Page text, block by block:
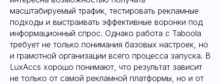
масштабируемый трафик, тестировать рекламные
подходы и выстраивать эффективные воронки под
информационный спрос. Однако работа с Taboola
требует не только понимания базовых настроек, но
и грамотной организации всего процесса запуска. В
LuxAccs хорошо понимают, что результат зависит
не только от самой рекламной платформы, но и от